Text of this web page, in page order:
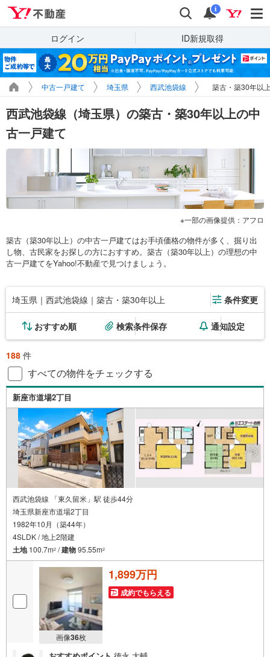
検索 通知
i
ログイン ID新規取得
中古一戸建て 埼玉県 西武池袋線 築古・築30年以
西武池袋線（埼玉県）の築古・築30年以上の中
古一戸建て
一部の画像提供：アフロ
築古（築30年以上）の中古一戸建てはお手頃価格の物件が多く、掘り出
し物、古民家をお探しの方におすすめ。築古（築30年以上）の理想の中
古一戸建てをYahoo!不動産で見つけましょう。
埼玉県｜西武池袋線｜築古・築30年以上 条件変更
おすすめ順 検索条件保存 通知設定
188 件
すべての物件をチェックする
新座市道場2丁目
西武池袋線 「東久留米」駅 徒歩44分
埼玉県新座市道場2丁目
1982年10月（築44年）
4SLDK / 地上2階建
土地100.7m2 /建物95.55m2
画像36枚
1,899万円
成約でもらえる